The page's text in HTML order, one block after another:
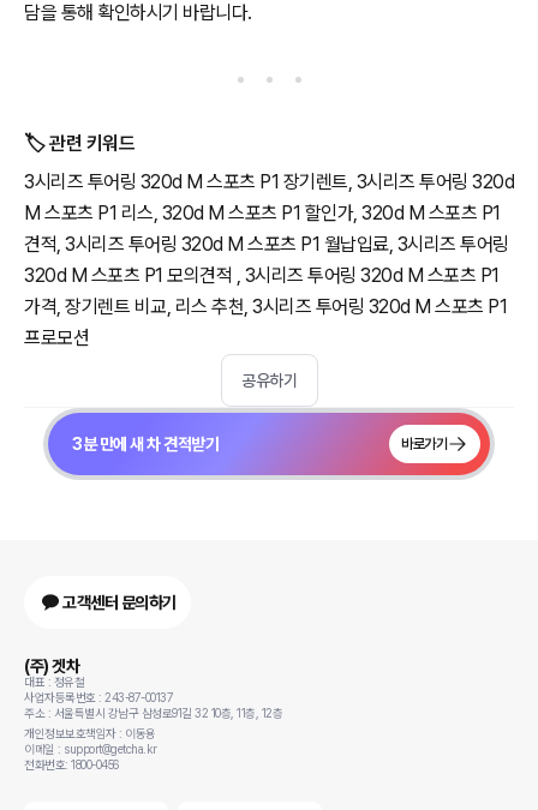
담을 통해 확인하시기 바랍니다.
🏷️ 관련 키워드
3시리즈 투어링 320d M 스포츠 P1 장기렌트, 3시리즈 투어링 320d
M 스포츠 P1 리스, 320d M 스포츠 P1 할인가, 320d M 스포츠 P1
견적, 3시리즈 투어링 320d M 스포츠 P1 월납입료, 3시리즈 투어링
320d M 스포츠 P1 모의견적 , 3시리즈 투어링 320d M 스포츠 P1
가격, 장기렌트 비교, 리스 추천, 3시리즈 투어링 320d M 스포츠 P1
프로모션
공유하기
3분 만에 새 차 견적받기 바로가기
고객센터 문의하기
(주) 겟차
대표 : 정유철
사업자등록번호 : 243-87-00137
주소 : 서울특별시 강남구 삼성로91길 32 10층, 11층, 12층
개인정보보호책임자 : 이동용
이메일 : support@getcha.kr
전화번호: 1800-0456